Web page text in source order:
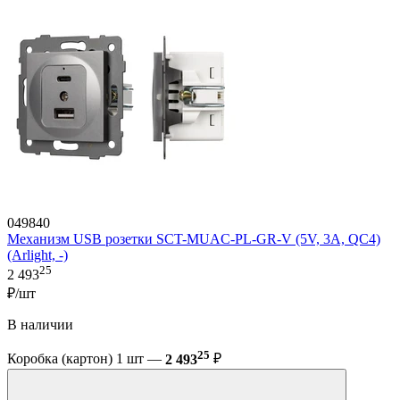
049840
Механизм USB розетки SCT-MUAC-PL-GR-V (5V, 3A, QC4)
(Arlight, -)
2 49325
₽/шт
В наличии
Коробка (картон) 1 шт — 2 49325 ₽